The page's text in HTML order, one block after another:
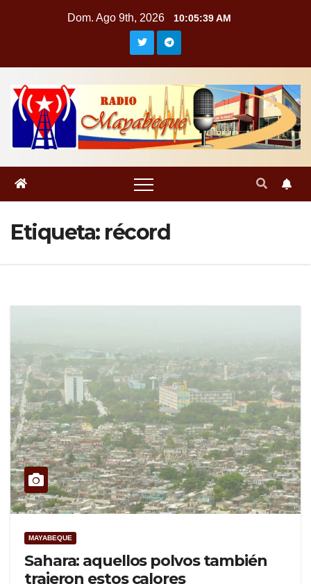
Dom. Ago 9th, 2026 10:05:39 AM
Etiqueta: récord
MAYABEQUE
Sahara: aquellos polvos también
trajeron estos calores